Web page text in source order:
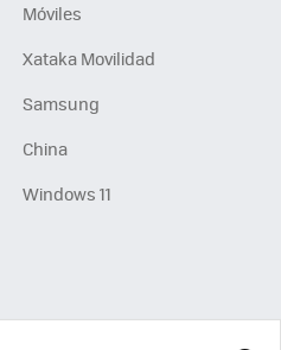
Móviles
Xataka Movilidad
Samsung
China
Windows 11